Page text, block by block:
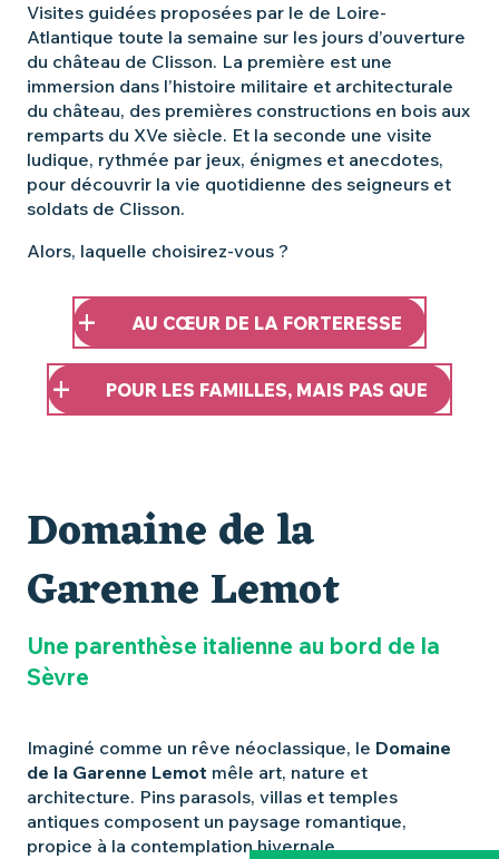
Visites guidées proposées par le de Loire-
Atlantique toute la semaine sur les jours d’ouverture
du château de Clisson. La première est une
immersion dans l’histoire militaire et architecturale
du château, des premières constructions en bois aux
remparts du XVe siècle. Et la seconde une visite
ludique, rythmée par jeux, énigmes et anecdotes,
pour découvrir la vie quotidienne des seigneurs et
soldats de Clisson.
Alors, laquelle choisirez-vous ?
AU CŒUR DE LA FORTERESSE
POUR LES FAMILLES, MAIS PAS QUE
Domaine de la
Garenne Lemot
Une parenthèse italienne au bord de la
Sèvre
Imaginé comme un rêve néoclassique, le Domaine
de la Garenne Lemot mêle art, nature et
architecture. Pins parasols, villas et temples
antiques composent un paysage romantique,
propice à la contemplation hivernale.